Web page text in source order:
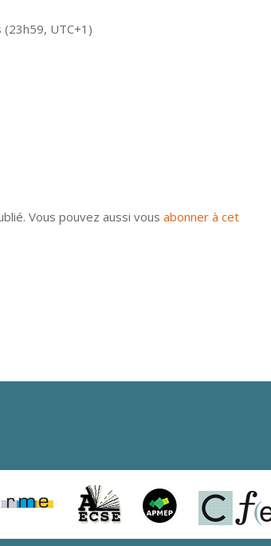
UTC+1)
Vous pouvez aussi vousabonner à cet